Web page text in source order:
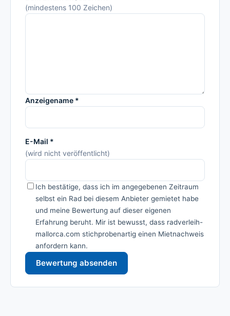
(mindestens 100 Zeichen)
Anzeigename *
E-Mail *
(wird nicht veröffentlicht)
Ich bestätige, dass ich im angegebenen Zeitraum
selbst ein Rad bei diesem Anbieter gemietet habe
und meine Bewertung auf dieser eigenen
Erfahrung beruht. Mir ist bewusst, dass radverleih-
mallorca.com stichprobenartig einen Mietnachweis
anfordern kann.
Bewertung absenden